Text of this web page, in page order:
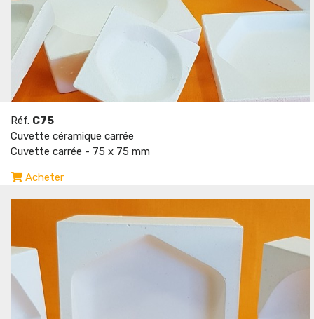
Réf. C75
Cuvette céramique carrée
Cuvette carrée - 75 x 75 mm
Acheter